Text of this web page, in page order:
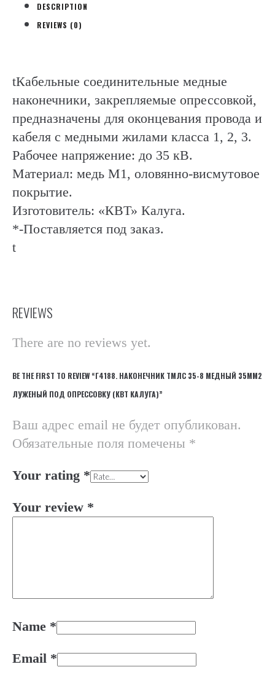
DESCRIPTION
REVIEWS (0)
tКабельные соединительные медные
наконечники, закрепляемые опрессовкой,
предназначены для оконцевания провода и
кабеля с медными жилами класса 1, 2, 3.
Рабочее напряжение: до 35 кВ.
Материал: медь М1, оловянно-висмутовое
покрытие.
Изготовитель: «КВТ» Калуга.
*-Поставляется под заказ.
t
REVIEWS
There are no reviews yet.
BE THE FIRST TO REVIEW “Г4188. НАКОНЕЧНИК ТМЛС 35-8 МЕДНЫЙ 35ММ2
ЛУЖЕНЫЙ ПОД ОПРЕССОВКУ (КВТ КАЛУГА)”
Ваш адрес email не будет опубликован.
Обязательные поля помечены *
Your rating *
Your review *
Name *
Email *